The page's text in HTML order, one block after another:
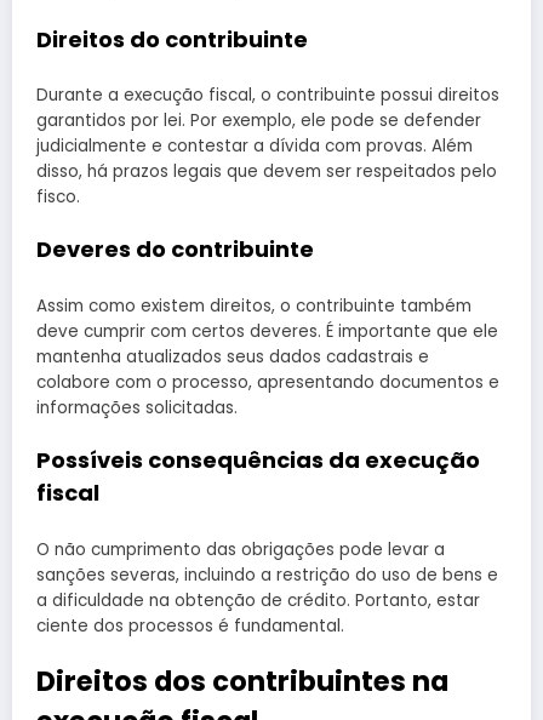
Direitos do contribuinte
Durante a execução fiscal, o contribuinte possui direitos
garantidos por lei. Por exemplo, ele pode se defender
judicialmente e contestar a dívida com provas. Além
disso, há prazos legais que devem ser respeitados pelo
fisco.
Deveres do contribuinte
Assim como existem direitos, o contribuinte também
deve cumprir com certos deveres. É importante que ele
mantenha atualizados seus dados cadastrais e
colabore com o processo, apresentando documentos e
informações solicitadas.
Possíveis consequências da execução
fiscal
O não cumprimento das obrigações pode levar a
sanções severas, incluindo a restrição do uso de bens e
a dificuldade na obtenção de crédito. Portanto, estar
ciente dos processos é fundamental.
Direitos dos contribuintes na